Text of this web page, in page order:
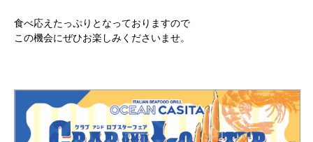
食べ応えたっぷりとなっておりますので
この機会にぜひお楽しみくださいませ。